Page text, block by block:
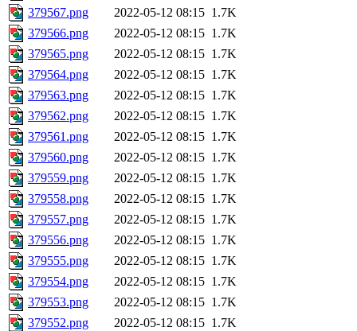
379567.png
2022-05-12 08:15 1.7K
379566.png
2022-05-12 08:15 1.7K
379565.png
2022-05-12 08:15 1.7K
379564.png
2022-05-12 08:15 1.7K
379563.png
2022-05-12 08:15 1.7K
379562.png
2022-05-12 08:15 1.7K
379561.png
2022-05-12 08:15 1.7K
379560.png
2022-05-12 08:15 1.7K
379559.png
2022-05-12 08:15 1.7K
379558.png
2022-05-12 08:15 1.7K
379557.png
2022-05-12 08:15 1.7K
379556.png
2022-05-12 08:15 1.7K
379555.png
2022-05-12 08:15 1.7K
379554.png
2022-05-12 08:15 1.7K
379553.png
2022-05-12 08:15 1.7K
379552.png
2022-05-12 08:15 1.7K